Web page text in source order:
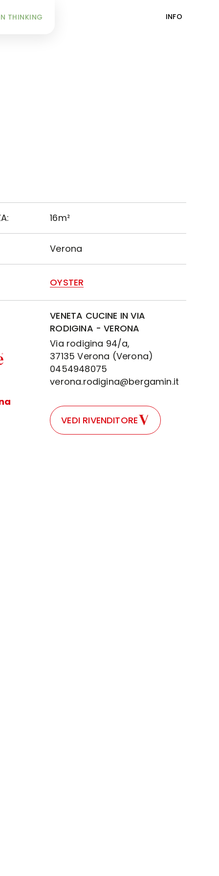
INFO
THINKING
16m²
Verona
OYSTER
VENETA CUCINE IN VIA
RODIGINA - VERONA
Via rodigina 94/a,
37135 Verona (Verona)
0454948075
verona.rodigina@bergamin.it
VEDI RIVENDITORE